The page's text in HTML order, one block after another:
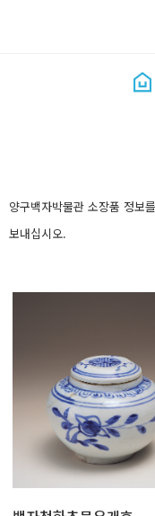
양구백자박물관 소장품 정보
보내십시오.